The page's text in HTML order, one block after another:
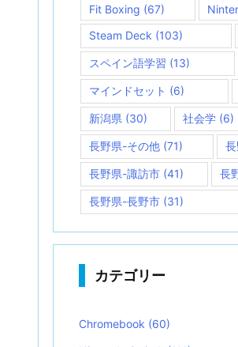
Fit Boxing (67)
Steam Deck (103)
スペイン語学習 (13)
マインドセット (6)
新潟県 (30) 社会学(6)
長野県-その他 (71)
長野県-諏訪市 (41) 長
長野県-長野市 (31)
カテゴリー
Chromebook (60)